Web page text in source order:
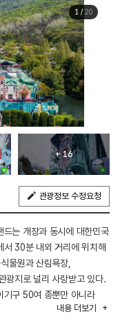
1 / 20
+ 16
관광정보 수정요청
는 개장과 동시에 대한민국
서 30분 내외 거리에 위치해
물원과 산림욕장,
광지로 널리 사랑받고 있다.
기구 50여 종뿐만 아니라
운영하고 있으며, 계절별로
내용 더보기